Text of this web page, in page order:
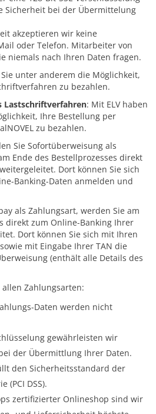
Sicherheit bei der Übermittelung
akzeptieren wir keine
oder Telefon. Mitarbeiter von
niemals nach Ihren Daten fragen.
unter anderem die Möglichkeit,
zu bezahlen.
Lastschriftverfahren: Mit ELV haben
Ihre Bestellung per
zu bezahlen.
Sie Sofortüberweisung als
Ende des Bestellprozesses direkt
Dort können Sie sich
Banking-Daten anmelden und
als Zahlungsart, werden Sie am
direkt zum Online-Banking Ihrer
Dort können Sie sich mit Ihren
mit Eingabe Ihrer TAN die
(enthält alle Details des
allen Zahlungsarten:
Daten werden nicht
gewährleisten wir
der Übermittlung Ihrer Daten.
den Sicherheitsstandard der
(PCI DSS).
zertifizierter Onlineshop sind wir